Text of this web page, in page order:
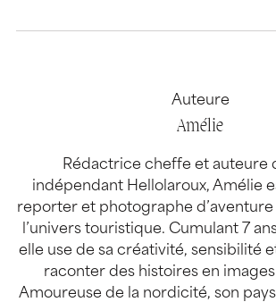
Auteure
Amélie
Rédactrice cheffe et auteure
indépendant Hellolaroux, Amélie
reporter et photographe
l’univers touristique. Cumulant 7
elle use de sa créativité, sensibilité
raconter des histoires en
Amoureuse de la nordicité, son